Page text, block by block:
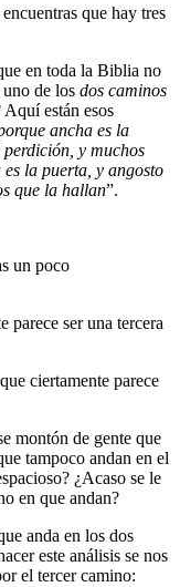
que hay tres
en toda la Biblia no
de los dos caminos
están esos
ancha es la
y muchos
la puerta, y angosto
que la hallan”.
un poco
parece ser una tercera
ciertamente parece
montón de gente que
tampoco andan en el
¿Acaso se le
en que andan?
anda en los dos
este análisis se nos
el tercer camino: